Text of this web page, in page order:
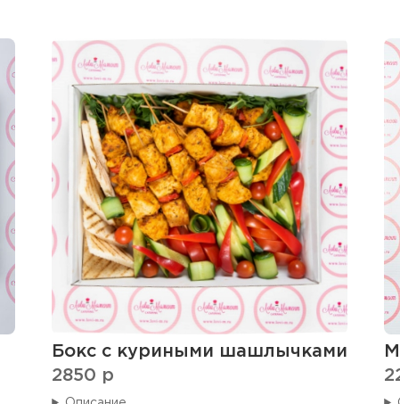
Бокс с куриными шашлычками
2850 p